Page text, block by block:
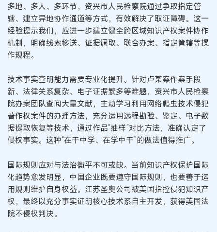
多地、多人、多环节，资兴市人民检察院通过争取指定管
辖、建立异地协作通道等方式，有效解决了取证障碍。这一
经验提示我们，应进一步建立健全跨区域知识产权案件协作
机制，明确线索移送、证据调取、联合办案、指定管辖等操
作规程。
技术事实查明能力需要专业化提升。针对卢某案作案手段
新、法律关系复杂、电子证据繁多等难题，资兴市人民检察
院办案团队查阅大量文献，主动学习利用网络爬虫技术侵犯
著作权案件的办理方法，充分运用远程勘验、鉴定、电子数
据提取恢复等技术，通过作品“抽样”对比方法，准确认定了
侵权事实。这种“在干中学、在学中干”的做法值得推广。
国际规则应对与法治衡平不可或缺。当前知识产权保护国际
化趋势愈发明显，中国企业既要遵守国际规则，也要善于运
用规则维护自身权益。江苏圣奥公司被美国指控侵犯知识产
权，最终以充分事实证明核心技术系自主开发，获得美国法
院不侵权判决。